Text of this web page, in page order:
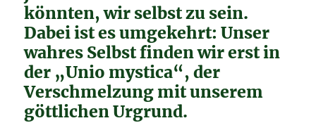
könnten, wir selbst zu sein.
Dabei ist es umgekehrt: Unser
wahres Selbst finden wir erst in
der „Unio mystica“, der
Verschmelzung mit unserem
göttlichen Urgrund.